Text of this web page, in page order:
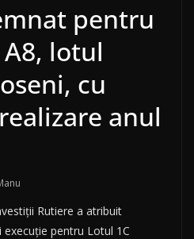
pentru
lotul
cu
anul
Rutiere a atribuit
pentru Lotul 1C